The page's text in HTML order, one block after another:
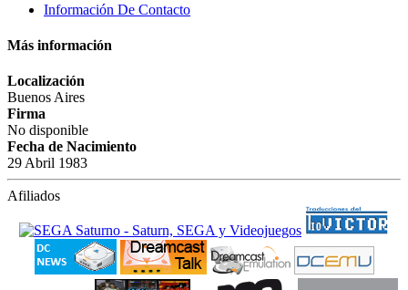
Información De Contacto
Más información
Localización
Buenos Aires
Firma
No disponible
Fecha de Nacimiento
29 Abril 1983
Afiliados